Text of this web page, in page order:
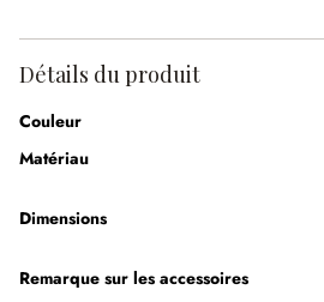
Détails du produit
Couleur
Matériau
Dimensions
Remarque sur les accessoires